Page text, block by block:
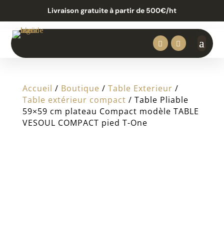
Livraison gratuite à partir de 500€/ht


Accueil / Boutique / Table Exterieur /
Table extérieur compact / Table Pliable
59×59 cm plateau Compact modèle TABLE
VESOUL COMPACT pied T-One